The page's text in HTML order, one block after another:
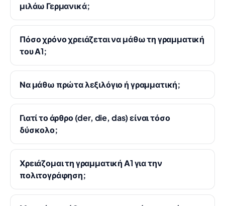
μιλάω Γερμανικά;
Πόσο χρόνο χρειάζεται να μάθω τη γραμματική
του Α1;
Να μάθω πρώτα λεξιλόγιο ή γραμματική;
Γιατί το άρθρο (der, die, das) είναι τόσο
δύσκολο;
Χρειάζομαι τη γραμματική Α1 για την
πολιτογράφηση;